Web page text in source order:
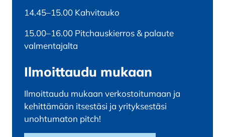
14.45–15.00 Kahvitauko
15.00–16.00 Pitchauskierros & palaute
valmentajalta
Ilmoittaudu mukaan
Ilmoittaudu mukaan verkostoitumaan ja
kehittämään itsestäsi ja yrityksestäsi
unohtumaton pitch!